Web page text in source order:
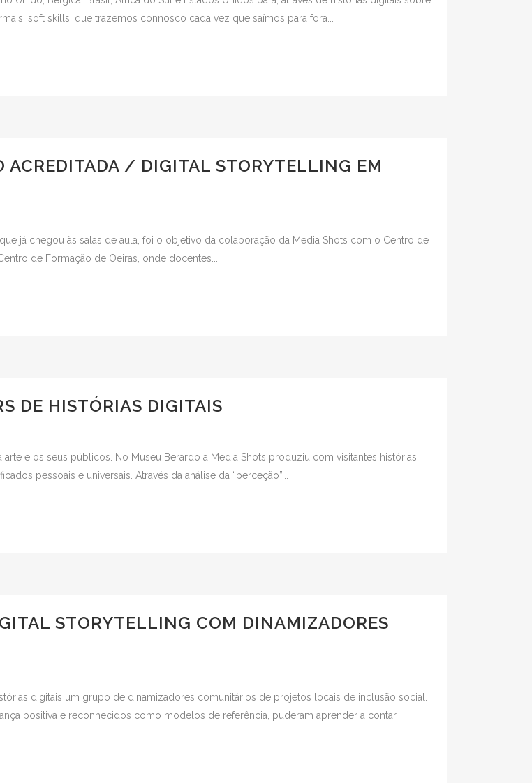
soft skills, que trazemos connosco cada vez que saímos para fora...
ACREDITADA / DIGITAL STORYTELLING EM
já chegou às salas de aula, foi o objetivo da colaboração da Media Shots com o Centro de
de Formação de Oeiras, onde docentes...
DE HISTÓRIAS DIGITAIS
e os seus públicos. No Museu Berardo a Media Shots produziu com visitantes histórias
pessoais e universais. Através da análise da “perceção”...
STORYTELLING COM DINAMIZADORES
digitais um grupo de dinamizadores comunitários de projetos locais de inclusão social.
positiva e reconhecidos como modelos de referência, puderam aprender a contar...